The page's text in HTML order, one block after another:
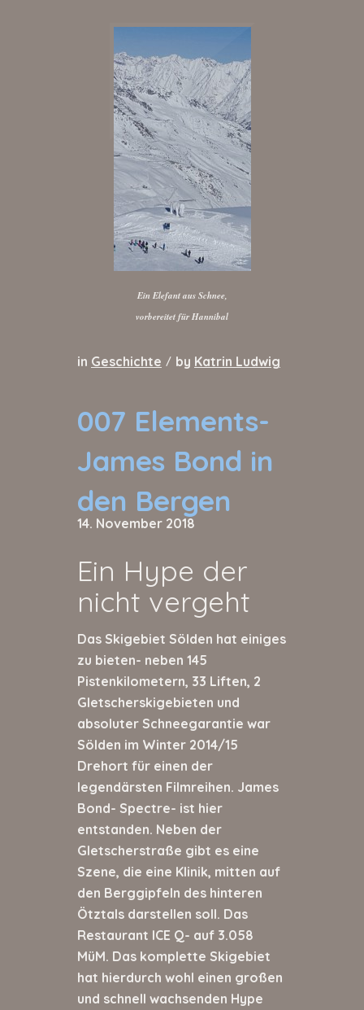
Ein Elefant aus Schnee,
vorbereitet für Hannibal
in Geschichte / by Katrin Ludwig
007 Elements-
James Bond in
den Bergen
14. November 2018
Ein Hype der
nicht vergeht
Das Skigebiet Sölden hat einiges
zu bieten- neben 145
Pistenkilometern, 33 Liften, 2
Gletscherskigebieten und
absoluter Schneegarantie war
Sölden im Winter 2014/15
Drehort für einen der
legendärsten Filmreihen. James
Bond- Spectre- ist hier
entstanden. Neben der
Gletscherstraße gibt es eine
Szene, die eine Klinik, mitten auf
den Berggipfeln des hinteren
Ötztals darstellen soll. Das
Restaurant ICE Q- auf 3.058
MüM. Das komplette Skigebiet
hat hierdurch wohl einen großen
und schnell wachsenden Hype